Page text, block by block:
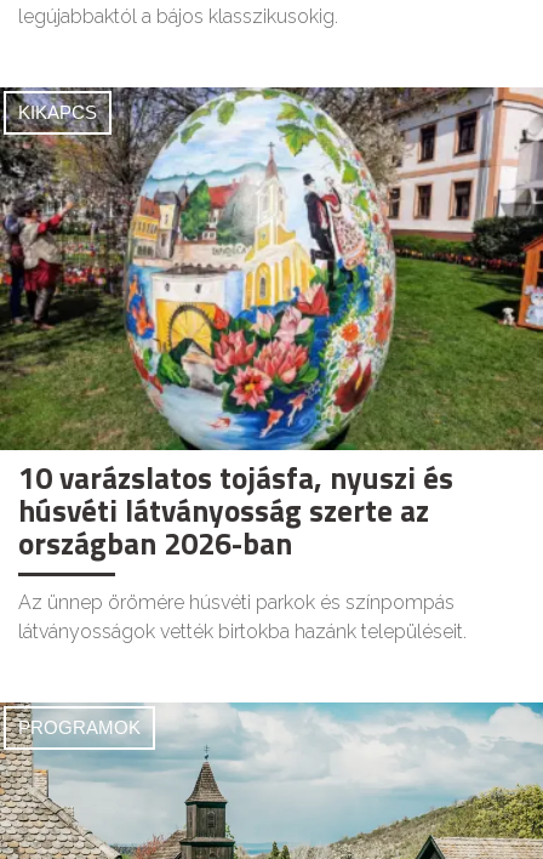
legújabbaktól a bájos klasszikusokig.
KIKAPCS
10 varázslatos tojásfa, nyuszi és
húsvéti látványosság szerte az
országban 2026-ban
Az ünnep örömére húsvéti parkok és színpompás
látványosságok vették birtokba hazánk településeit.
PROGRAMOK